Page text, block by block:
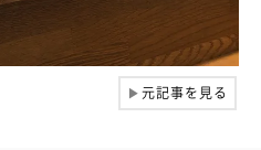
▶元記事を見る